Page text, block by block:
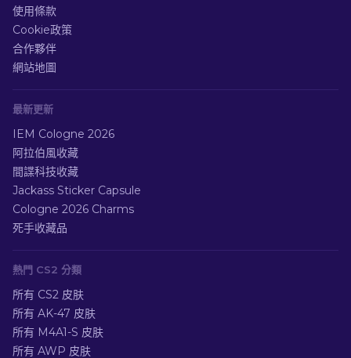
使用條款
Cookie政策
合作夥伴
網站地圖
最新更新
IEM Cologne 2026
阿拉伯風收藏
間諜科技收藏
Jackass Sticker Capsule
Cologne 2026 Charms
死手收藏品
熱門 CS2 分類
所有 CS2 皮肤
所有 AK-47 皮肤
所有 M4A1-S 皮肤
所有 AWP 皮肤